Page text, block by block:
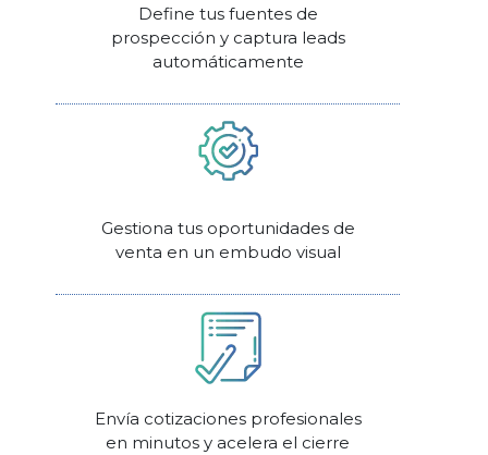
Define tus fuentes de
prospección y captura leads
automáticamente
Gestiona tus oportunidades de
venta en un embudo visual
Envía cotizaciones profesionales
en minutos y acelera el cierre